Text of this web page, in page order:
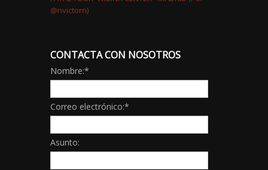
CONTACTA CON NOSOTROS
Nombre:*
Correo electrónico:*
Asunto: